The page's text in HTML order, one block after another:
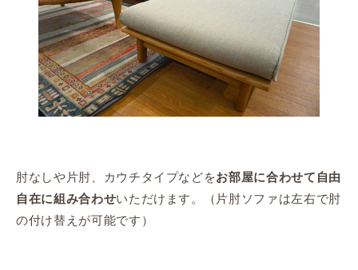
肘なしや片肘、カウチタイプなどをお部屋に合わせて自由
自在に組み合わせいただけます。（片肘ソファは左右で肘
の付け替えが可能です）